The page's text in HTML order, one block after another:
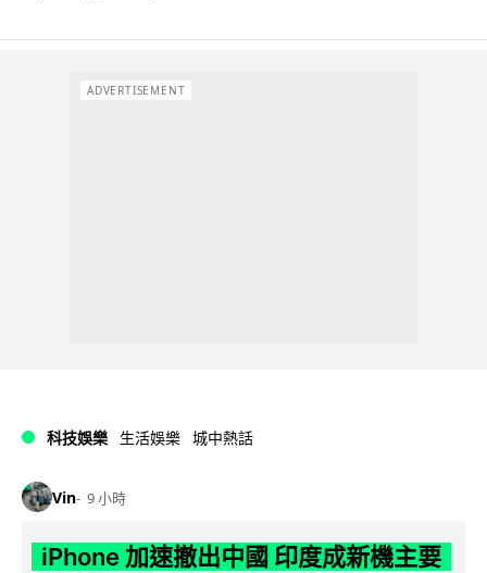
ADVERTISEMENT
科技娛樂 生活娛樂 城中熱話
Vin 9 小時
iPhone 加速撤出中國 印度成新機主要